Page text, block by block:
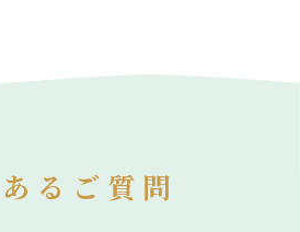
るご質問